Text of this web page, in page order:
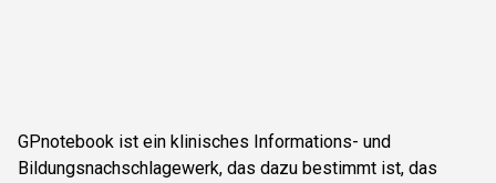
GPnotebook ist ein klinisches Informations- und
Bildungsnachschlagewerk, das dazu bestimmt ist, das